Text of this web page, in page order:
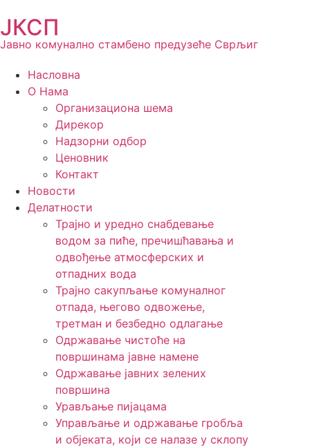
ЈКСП
Јавно комунално стамбено предузеће Сврљиг
Насловна
О Нама
Организациона шема
Дирекор
Надзорни одбор
Ценовник
Контакт
Новости
Делатности
Трајно и уредно снабдевање
водом за пиће, пречишћавања и
одвођење атмосферских и
отпадних вода
Трајно сакупљање комуналног
отпада, његово одвожење,
третман и безбедно одлагање
Одржавање чистоће на
површинама јавне намене
Одржавање јавних зелених
површина
Урављање пијацама
Управљање и одржавање гробља
и објеката, који се налазе у склопу